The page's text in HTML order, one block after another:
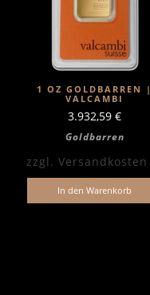
1 OZ GOLDBARREN |
VALCAMBI
3.932,59 €
Goldbarren
zzgl. Versandkosten
In den Warenkorb